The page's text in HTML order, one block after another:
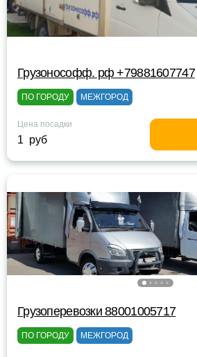
Грузонософф. рф +79881607747
ПО ГОРОДУ МЕЖГОРОД
Цена посадки
1 руб
Грузоперевозки 88001005717
ПО ГОРОДУ МЕЖГОРОД